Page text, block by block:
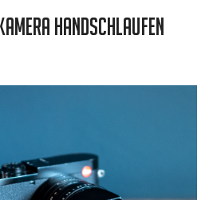
Handschlaufen